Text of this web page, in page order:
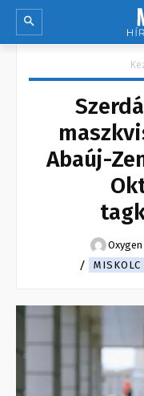
Abaúj-
MISKOLC